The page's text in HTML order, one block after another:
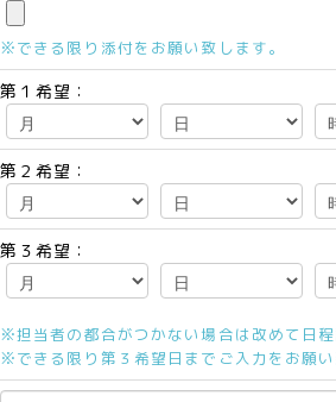
※できる限り添付をお願い致します。
第１希望：
第２希望：
第３希望：
※担当者の都合がつかない場合は改めて日
※できる限り第３希望日までご入力をお願い